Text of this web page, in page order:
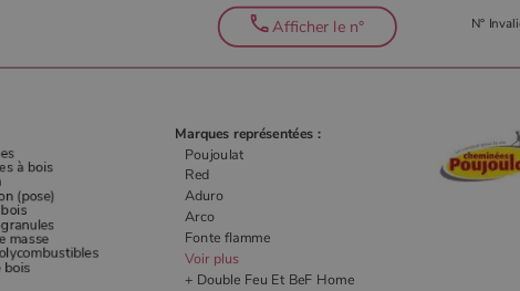
N°
Afficher le n°
Marques représentées :
Poujoulat
Red
Aduro
Arco
Fonte flamme
Voir plus
+ Double Feu Et BeF Home